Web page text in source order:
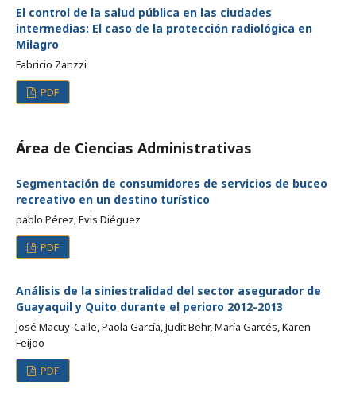
El control de la salud pública en las ciudades
intermedias: El caso de la protección radiológica en
Milagro
Fabricio Zanzzi
PDF
Área de Ciencias Administrativas
Segmentación de consumidores de servicios de buceo
recreativo en un destino turístico
pablo Pérez, Evis Diéguez
PDF
Análisis de la siniestralidad del sector asegurador de
Guayaquil y Quito durante el perioro 2012-2013
José Macuy-Calle, Paola García, Judit Behr, María Garcés, Karen
Feijoo
PDF